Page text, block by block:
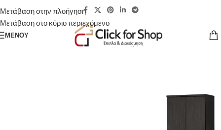
Μετάβαση στην πλοήγηση
Μετάβαση στο κύριο περιεχόμενο
ΜΕΝΟΎ